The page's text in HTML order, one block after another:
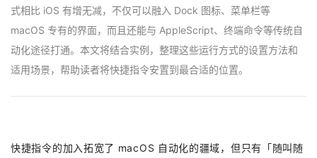
式相比 iOS 有增无减，不仅可以融入 Dock 图标、菜单栏等
macOS 专有的界面，而且还能与 AppleScript、终端命令等传统自
动化途径打通。本文将结合实例，整理这些运行方式的设置方法和
适用场景，帮助读者将快捷指令安置到最合适的位置。
快捷指令的加入拓宽了 macOS 自动化的疆域，但只有「随叫随